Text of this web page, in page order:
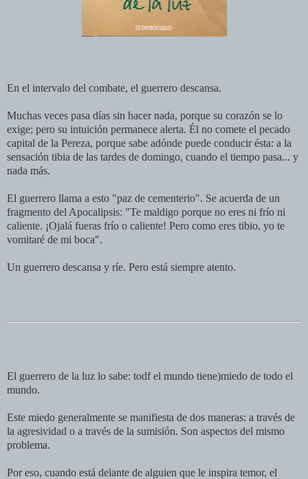
En el intervalo del combate, el guerrero descansa.
Muchas veces pasa días sin hacer nada, porque su corazón se lo
exige; pero su intuición permanece alerta. Él no comete el pecado
capital de la Pereza, porque sabe adónde puede conducir ésta: a la
sensación tibia de las tardes de domingo, cuando el tiempo pasa... y
nada más.
El guerrero llama a esto "paz de cementerio". Se acuerda de un
fragmento del Apocalipsis: "Te maldigo porque no eres ni frío ni
caliente. ¡Ojalá fueras frío o caliente! Pero como eres tibio, yo te
vomitaré de mi boca".
Un guerrero descansa y ríe. Pero está siempre atento.
El guerrero de la luz lo sabe: todf el mundo tiene)miedo de todo el
mundo.
Este miedo generalmente se manifiesta de dos maneras: a través de
la agresividad o a través de la sumisión. Son aspectos del mismo
problema.
Por eso, cuando está delante de alguien que le inspira temor, el